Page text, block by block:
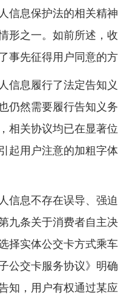
信息保护法的相关精
形之一。如前所述，
事先征得用户同意的
息履行了法定告知义
仍然需要履行告知义
相关协议均已在显著
起用户注意的加粗字
息不存在误导、强迫
九条关于消费者自主
择实体公交卡方式乘
公交卡服务协议》明
告知，用户有权通过